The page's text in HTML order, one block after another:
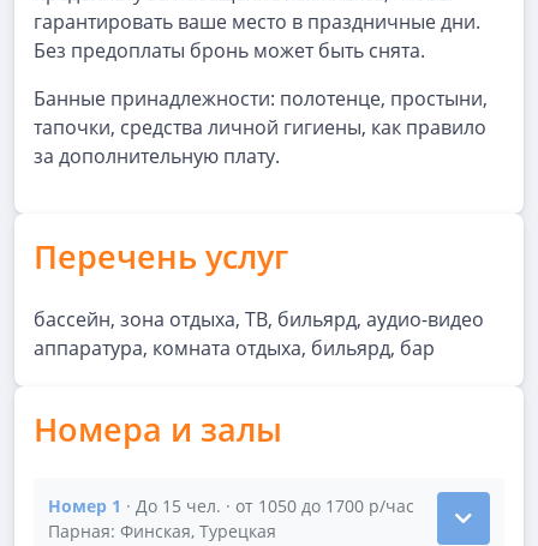
гарантировать ваше место в праздничные дни.
Без предоплаты бронь может быть снята.
Банные принадлежности: полотенце, простыни,
тапочки, средства личной гигиены, как правило
за дополнительную плату.
Перечень услуг
бассейн, зона отдыха, ТВ, бильярд, аудио-видео
аппаратура, комната отдыха, бильярд, бар
Номера и залы
Номер 1 · До 15 чел. · от 1050 до 1700 р/час
Парная: Финская, Турецкая
Показать подробности зала Номер 1